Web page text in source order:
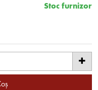
Stoc furnizor